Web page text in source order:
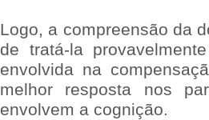
Logo, a compreensão da
de tratá-la
envolvida na
melhor resposta nos
envolvem a cognição.